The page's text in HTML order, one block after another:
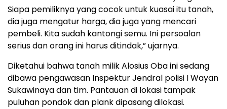
Siapa pemiliknya yang cocok untuk kuasai itu tanah,
dia juga mengatur harga, dia juga yang mencari
pembeli. Kita sudah kantongi semu. Ini persoalan
serius dan orang ini harus ditindak,” ujarnya.
Diketahui bahwa tanah milik Alosius Oba ini sedang
dibawa pengawasan Inspektur Jendral polisi I Wayan
Sukawinaya dan tim. Pantauan di lokasi tampak
puluhan pondok dan plank dipasang dilokasi.